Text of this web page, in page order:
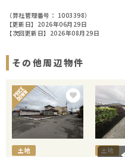
（弊社管理番号： 1003398）
【更新日】2026年06月29日
【次回更新日】2026年08月29日
その他周辺物件
土地 土地